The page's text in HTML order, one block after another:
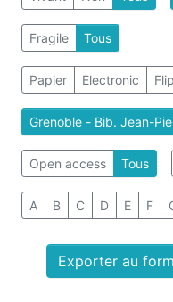
Fragile Tous
Papier Electronic
Grenoble - Bib. Jean-
Open access Tous
A B C D E F
Exporter au